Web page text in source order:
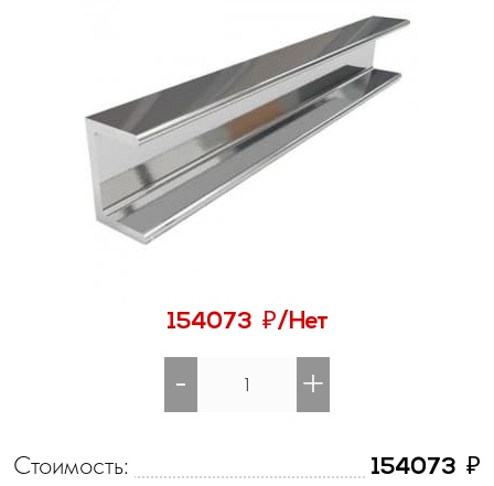
154073 ₽/Нет
- +
Стоимость: 154073 ₽